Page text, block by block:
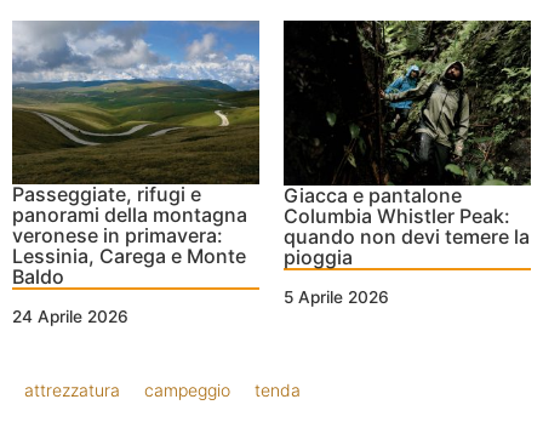
Passeggiate, rifugi e
panorami della montagna
veronese in primavera:
Lessinia, Carega e Monte
Baldo
24 Aprile 2026
Giacca e pantalone
Columbia Whistler Peak:
quando non devi temere la
pioggia
5 Aprile 2026
attrezzatura campeggio tenda